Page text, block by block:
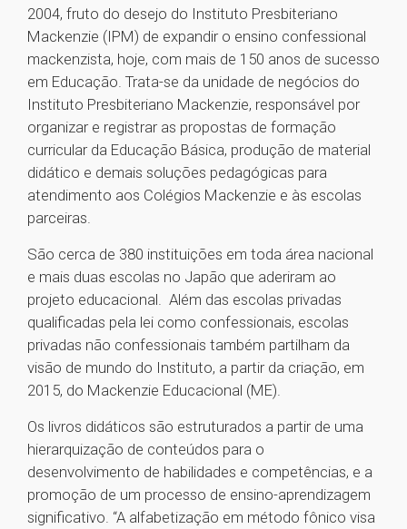
2004, fruto do desejo do Instituto Presbiteriano
Mackenzie (IPM) de expandir o ensino confessional
mackenzista, hoje, com mais de 150 anos de sucesso
em Educação. Trata-se da unidade de negócios do
Instituto Presbiteriano Mackenzie, responsável por
organizar e registrar as propostas de formação
curricular da E​ducação Básica, produção de material
didático e demais soluções pedagógicas para
atendimento aos Colégios Mackenzie e às escolas
parceiras.
São cerca de 380 instituições em toda área nacional
e mais duas escolas no Japão que aderiram ao
projeto educacional. Além das escolas privadas
qualificadas pela lei como confessionais, escolas
privadas não confessionais também partilham da
visão de mundo do Instituto, a partir da criação, em
2015, do Mackenzie Educacional (ME).
Os livros didáticos são estruturados a partir de uma
hierarquização de conteúdos para o
desenvolvimento de habilidades e competências, e a
promoção de um processo de ensino-aprendizagem
significativo. “A alfabetização em método fônico visa